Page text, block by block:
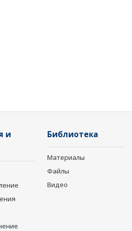
и
Библиотека
Материалы
Файлы
Видео